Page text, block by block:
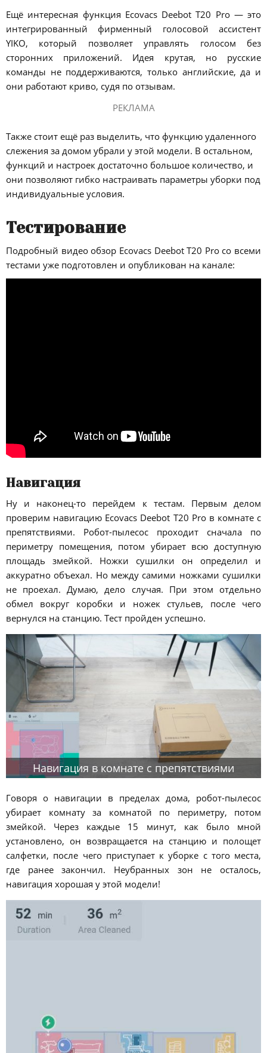
Ещё интересная функция Ecovacs Deebot T20 Pro — это
интегрированный фирменный голосовой ассистент
YIKO, который позволяет управлять голосом без
сторонних приложений. Идея крутая, но русские
команды не поддерживаются, только английские, да и
они работают криво, судя по отзывам.
РЕКЛАМА
Также стоит ещё раз выделить, что функцию удаленного
слежения за домом убрали у этой модели. В остальном,
функций и настроек достаточно большое количество, и
они позволяют гибко настраивать параметры уборки под
индивидуальные условия.
Тестирование
Подробный видео обзор Ecovacs Deebot T20 Pro со всеми
тестами уже подготовлен и опубликован на канале:
Навигация
Ну и наконец-то перейдем к тестам. Первым делом
проверим навигацию Ecovacs Deebot T20 Pro в комнате с
препятствиями. Робот-пылесос проходит сначала по
периметру помещения, потом убирает всю доступную
площадь змейкой. Ножки сушилки он определил и
аккуратно объехал. Но между самими ножками сушилки
не проехал. Думаю, дело случая. При этом отдельно
обмел вокруг коробки и ножек стульев, после чего
вернулся на станцию. Тест пройден успешно.
Навигация в комнате с препятствиями
Говоря о навигации в пределах дома, робот-пылесос
убирает комнату за комнатой по периметру, потом
змейкой. Через каждые 15 минут, как было мной
установлено, он возвращается на станцию и полощет
салфетки, после чего приступает к уборке с того места,
где ранее закончил. Неубранных зон не осталось,
навигация хорошая у этой модели!